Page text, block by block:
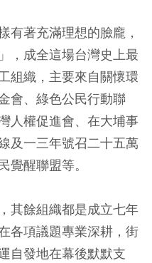
有著充滿理想的臉龐，
，成全這場台灣史上最
組織，主要來自關懷環
會、綠色公民行動聯
人權促進會、在大埔事
及一三年號召二十五萬
覺醒聯盟等。
其餘組織都是成立七年
各項議題專業深耕，街
自發地在幕後默默支